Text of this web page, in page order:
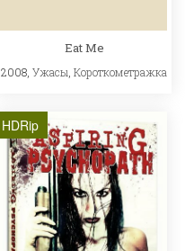
Eat Me
2008,Ужасы,Короткометражка
HDRip